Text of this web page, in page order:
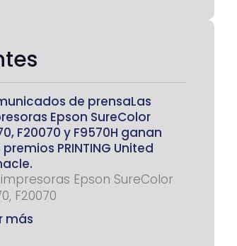
de prensaLas
Epson SureColor
F20070 y F9570H ganan
PRINTING United
impresoras Epson SureColor
F20070
más